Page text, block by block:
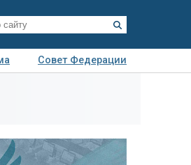
Совет Федерации